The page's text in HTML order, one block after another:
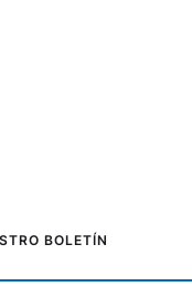
BOLETÍN